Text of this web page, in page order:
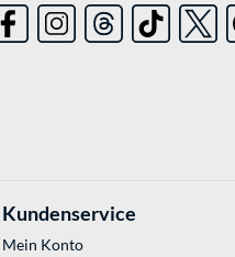
Kundenservice
Mein Konto